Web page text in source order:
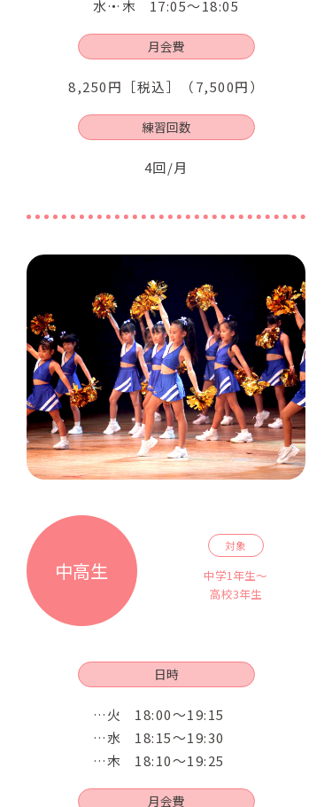
水・木 17:05～18:05
月会費
8,250円［税込］（7,500円）
練習回数
4回/月
中高生
対象
中学1年生～
高校3年生
日時
火
18:00～19:15
水
18:15～19:30
木
18:10～19:25
月会費